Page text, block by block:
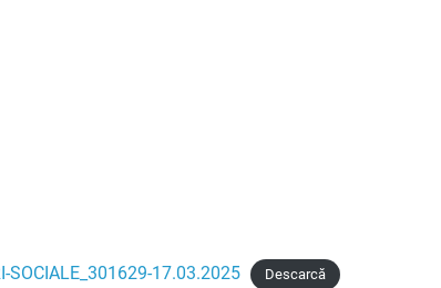
SOCIALE_301629-17.03.2025 Descarcă